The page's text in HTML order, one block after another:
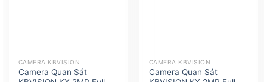
CAMERA KBVISION
Camera Quan Sát
CAMERA KBVISION
Camera Quan Sát